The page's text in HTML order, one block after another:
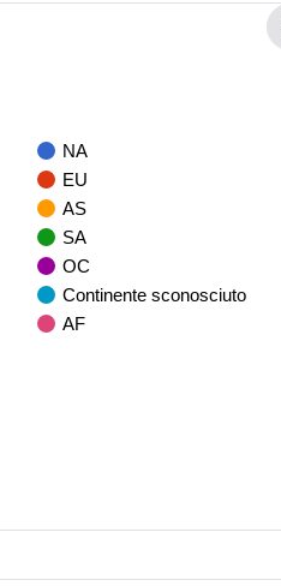
NA
EU
AS
SA
OC
Continente sconosciuto
AF